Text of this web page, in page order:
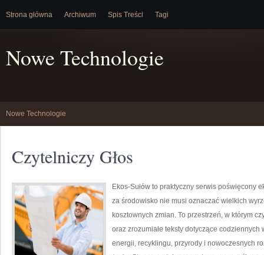
Strona główna Archiwum Spis Treści Tagi
Nowe Technologie
Nowe Technologie
Czytelniczy Głos
Ekos-Sułów to praktyczny serwis poświęcony
za środowisko nie musi oznaczać wielkich
kosztownych zmian. To przestrzeń, w którym
oraz zrozumiałe teksty dotyczące
energii, recyklingu, przyrody i nowoczesnych